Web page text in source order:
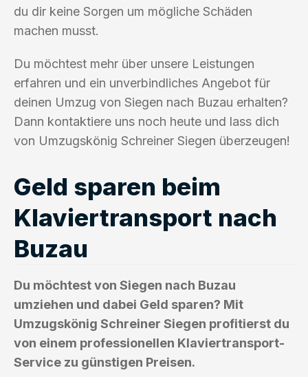
du dir keine Sorgen um mögliche Schäden
machen musst.
Du möchtest mehr über unsere Leistungen
erfahren und ein unverbindliches Angebot für
deinen Umzug von Siegen nach Buzau erhalten?
Dann kontaktiere uns noch heute und lass dich
von Umzugskönig Schreiner Siegen überzeugen!
Geld sparen beim
Klaviertransport nach
Buzau
Du möchtest von Siegen nach Buzau
umziehen und dabei Geld sparen? Mit
Umzugskönig Schreiner Siegen profitierst du
von einem professionellen Klaviertransport-
Service zu günstigen Preisen.